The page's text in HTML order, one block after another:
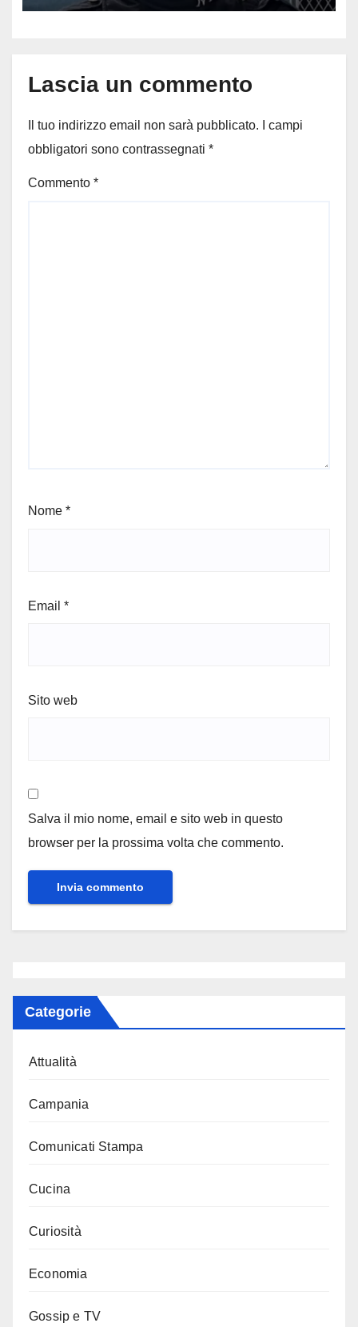
muore poliziotta 31enne
Lascia un commento
Il tuo indirizzo email non sarà pubblicato.
I campi
obbligatori sono contrassegnati *
Commento *
Nome *
Email *
Sito web
Salva il mio nome, email e sito web in questo
browser per la prossima volta che commento.
Categorie
Attualità
Campania
Comunicati Stampa
Cucina
Curiosità
Economia
Gossip e TV